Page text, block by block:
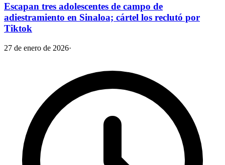
Escapan tres adolescentes de campo de
adiestramiento en Sinaloa; cártel los reclutó por
Tiktok
27 de enero de 2026·